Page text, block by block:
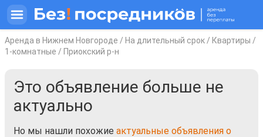
Аренда в Нижнем Новгороде / На длительный срок / Квартиры /
1-комнатные / Приокский р-н
Это объявление больше не
актуально
Но мы нашли похожие актуальные объявления о